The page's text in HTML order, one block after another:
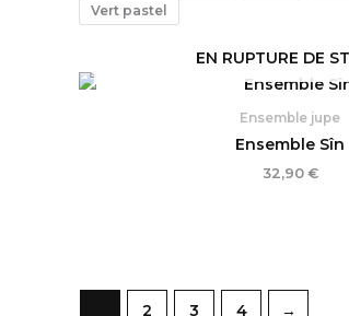
Vert pastel
EN RUPTURE DE
Ensemble jupe
Ensemble Sîn
32,90 €
2 3 4 →